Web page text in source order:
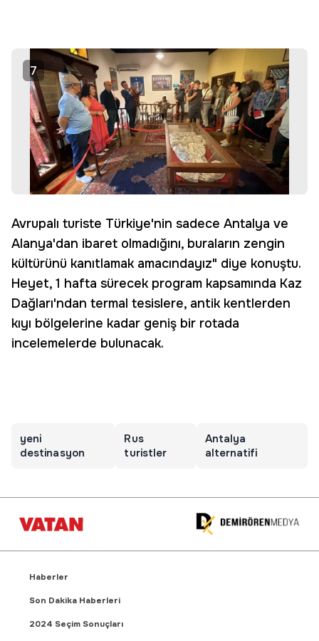
7
Avrupalı turiste Türkiye'nin sadece Antalya ve
Alanya'dan ibaret olmadığını, buraların zengin
kültürünü kanıtlamak amacındayız" diye konuştu.
Heyet, 1 hafta sürecek program kapsamında Kaz
Dağları'ndan termal tesislere, antik kentlerden
kıyı bölgelerine kadar geniş bir rotada
incelemelerde bulunacak.
yeni
destinasyon
Rus
turistler
Antalya
alternatifi
Haberler
Son Dakika Haberleri
2024 Seçim Sonuçları